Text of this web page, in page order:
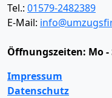
Tel.: 01579-2482389
E-Mail:
Öffnungszeiten: Mo -
Impressum
Datenschutz